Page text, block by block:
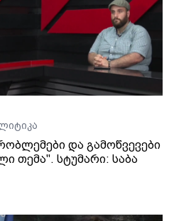
და გამოწვევები
თემა". სტუმარი: საბა